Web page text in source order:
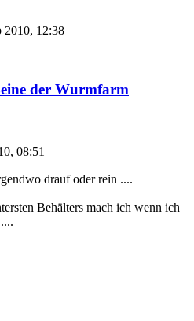
2010, 12:38
der Wurmfarm
08:51
drauf oder rein ....
Behälters mach ich wenn ich